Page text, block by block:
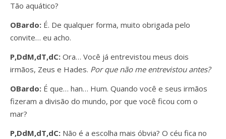
Tão aquático?
OBardo: É. De qualquer forma, muito obrigada pelo
convite… eu acho.
P,DdM,dT,dC: Ora… Você já entrevistou meus dois
irmãos, Zeus e Hades. Por que não me entrevistou antes?
OBardo: É que… han… Hum. Quando você e seus irmãos
fizeram a divisão do mundo, por que você ficou com o
mar?
P,DdM,dT,dC: Não é a escolha mais óbvia? O céu fica no